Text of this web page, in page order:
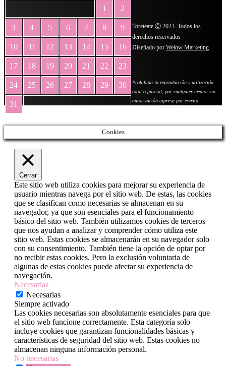
1 2
3 4 5 6 7 8 9
10 11 12 13 14 15 16
17 18 19 20 21 22 23
24 25 26 27 28 29 30
31
Toreteate Ⓒ 2023. Todos los
derechos reservados
Diseñado por Welow Marketing
Prohibida la reproducción y utilización
total o parcial, por cualquier medio, sin
autorización expresa por escrito.
Cookies
Cerrar
Este sitio web utiliza cookies para mejorar su experiencia de
usuario mientras navega por el sitio web. De estas, las cookies
que se clasifican como necesarias se almacenan en su
navegador, ya que son esenciales para el funcionamiento
básico del sitio web. También utilizamos cookies de terceros
que nos ayudan a analizar y comprender cómo utiliza este
sitio web. Estas cookies se almacenarán en su navegador solo
con su consentimiento. También tiene la opción de optar por
no recibir estas cookies. Pero la exclusión voluntaria de
algunas de estas cookies puede afectar su experiencia de
navegación.
Necesarias
Necesarias
Siempre activado
Las cookies necesarias son absolutamente esenciales para que
el sitio web funcione correctamente. Esta categoría solo
incluye cookies que garantizan funcionalidades básicas y
características de seguridad del sitio web. Estas cookies no
almacenan ninguna información personal.
No necesarias